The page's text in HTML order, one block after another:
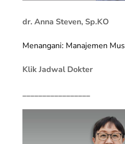
dr. Anna Steven, Sp.KO
Menangani: Manajemen
Klik Jadwal Dokter
_________________